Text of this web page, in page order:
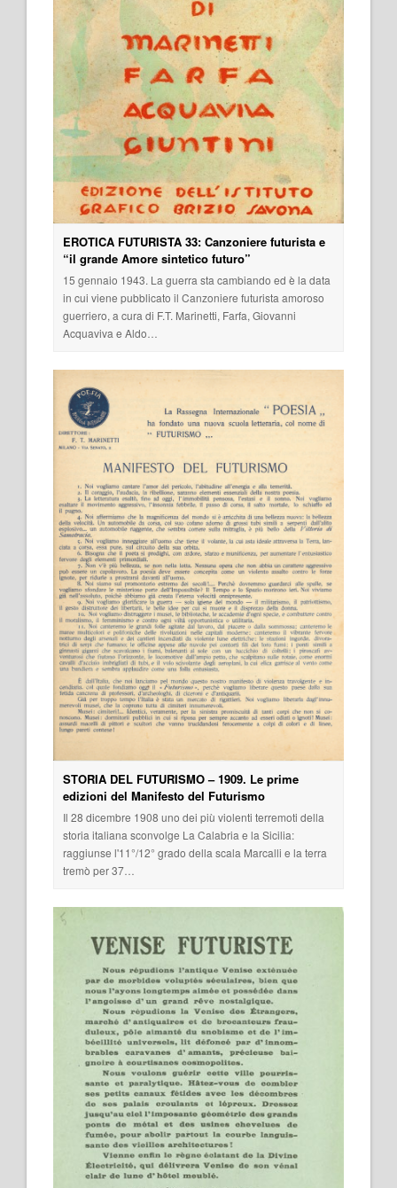
EROTICA FUTURISTA 33: Canzoniere futurista e
“il grande Amore sintetico futuro”
15 gennaio 1943. La guerra sta cambiando ed è la data
in cui viene pubblicato il Canzoniere futurista amoroso
guerriero, a cura di F.T. Marinetti, Farfa, Giovanni
Acquaviva e Aldo…
STORIA DEL FUTURISMO – 1909. Le prime
edizioni del Manifesto del Futurismo
Il 28 dicembre 1908 uno dei più violenti terremoti della
storia italiana sconvolge La Calabria e la Sicilia:
raggiunse l'11°/12° grado della scala Marcalli e la terra
tremò per 37…